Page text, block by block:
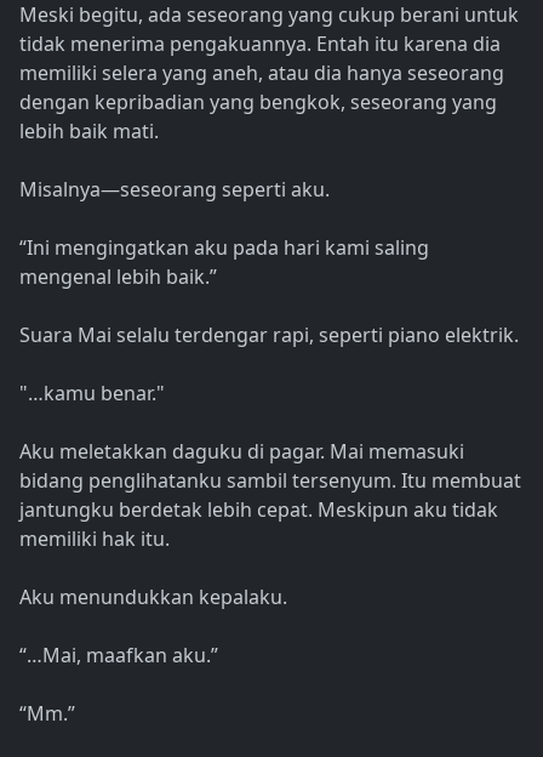
Meski begitu, ada seseorang yang cukup berani untuk
tidak menerima pengakuannya. Entah itu karena dia
memiliki selera yang aneh, atau dia hanya seseorang
dengan kepribadian yang bengkok, seseorang yang
lebih baik mati.
Misalnya—seseorang seperti aku.
“Ini mengingatkan aku pada hari kami saling
mengenal lebih baik.”
Suara Mai selalu terdengar rapi, seperti piano elektrik.
"…kamu benar."
Aku meletakkan daguku di pagar. Mai memasuki
bidang penglihatanku sambil tersenyum. Itu membuat
jantungku berdetak lebih cepat. Meskipun aku tidak
memiliki hak itu.
Aku menundukkan kepalaku.
“…Mai, maafkan aku.”
“Mm.”